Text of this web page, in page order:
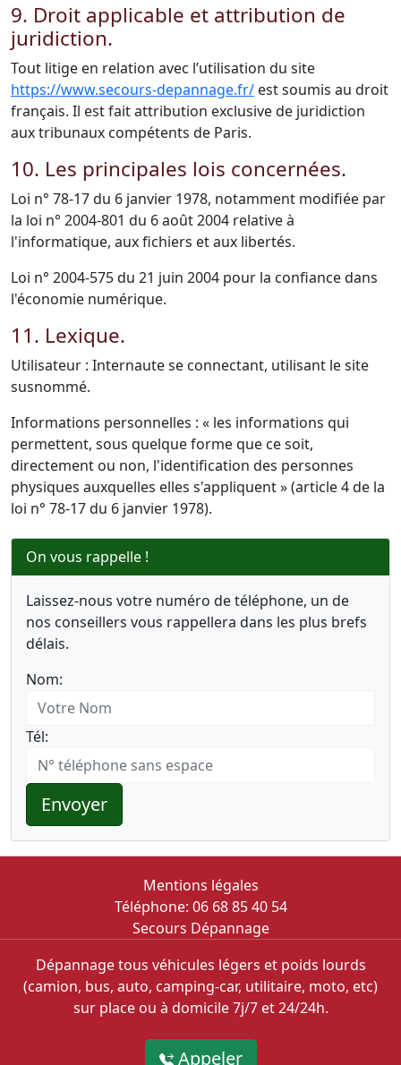
9. Droit applicable et attribution de
juridiction.
Tout litige en relation avec l’utilisation du site
https://www.secours-depannage.fr/ est soumis au droit
français. Il est fait attribution exclusive de juridiction
aux tribunaux compétents de Paris.
10. Les principales lois concernées.
Loi n° 78-17 du 6 janvier 1978, notamment modifiée par
la loi n° 2004-801 du 6 août 2004 relative à
l'informatique, aux fichiers et aux libertés.
Loi n° 2004-575 du 21 juin 2004 pour la confiance dans
l'économie numérique.
11. Lexique.
Utilisateur : Internaute se connectant, utilisant le site
susnommé.
Informations personnelles : « les informations qui
permettent, sous quelque forme que ce soit,
directement ou non, l'identification des personnes
physiques auxquelles elles s'appliquent » (article 4 de la
loi n° 78-17 du 6 janvier 1978).
On vous rappelle !
Laissez-nous votre numéro de téléphone, un de
nos conseillers vous rappellera dans les plus brefs
délais.
Nom:
Tél:
Envoyer
Mentions légales
Téléphone: 06 68 85 40 54
Secours Dépannage
Dépannage tous véhicules légers et poids lourds
(camion, bus, auto, camping-car, utilitaire, moto, etc)
sur place ou à domicile 7j/7 et 24/24h.
Appeler